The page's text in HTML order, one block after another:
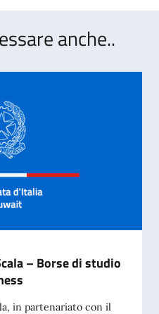
anche..
– Borse di studio
in partenariato con il